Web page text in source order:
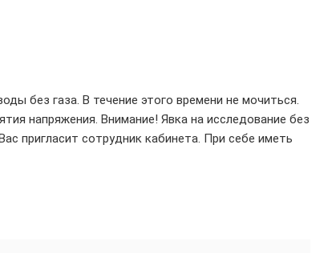
без газа. В течение этого времени не мочиться.
напряжения. Внимание! Явка на исследование без
пригласит сотрудник кабинета. При себе иметь